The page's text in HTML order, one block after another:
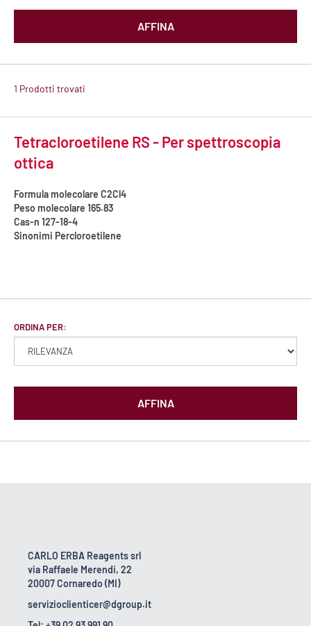
AFFINA
1 Prodotti trovati
Tetracloroetilene RS - Per spettroscopia
ottica
Formula molecolare C2Cl4
Peso molecolare 165.83
Cas-n 127-18-4
Sinonimi Percloroetilene
ORDINA PER:
AFFINA
CARLO ERBA Reagents srl
via Raffaele Merendi, 22
20007 Cornaredo (MI)
servizioclienticer@dgroup.it